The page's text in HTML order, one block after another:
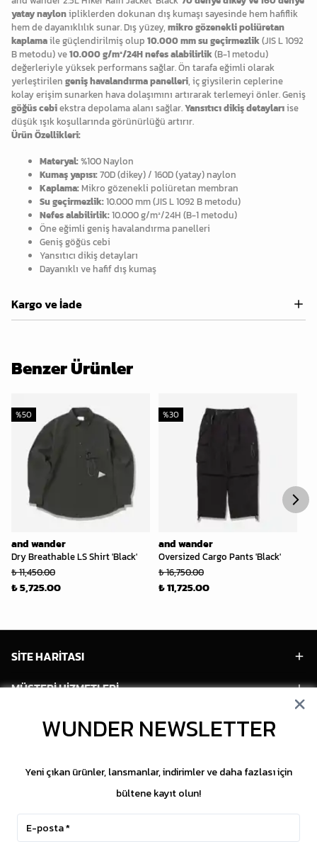
yatay naylonipliklerden dokunan dış kumaşı sayesinde hem hafiflik
hem de dayanıklılık sunar. Dış yüzey, mikro gözenekli poliüretan
kaplamaile güçlendirilmiş olup 10.000 mm su geçirmezlik(JIS L 1092
B metodu) ve10.000 g/m²/24H nefes alabilirlik(B-1 metodu)
değerleriyle yüksek performans sağlar. Ön tarafa eğimli olarak
yerleştirilen geniş havalandırma panelleri, iç giysilerin ceplerine
kolay erişim sunarken hava dolaşımını artırarak terlemeyi önler. Geniş
göğüs cebiekstra depolama alanı sağlar.Yansıtıcı dikiş detaylarıise
düşük ışık koşullarında görünürlüğü artırır.
Ürün Özellikleri:
Materyal:%100 Naylon
Kumaş yapısı:70D (dikey) / 160D (yatay) naylon
Kaplama:Mikro gözenekli poliüretan membran
Su geçirmezlik:10.000 mm (JIS L 1092 B metodu)
Nefes alabilirlik:10.000 g/m²/24H (B-1 metodu)
Öne eğimli geniş havalandırma panelleri
Geniş göğüs cebi
Yansıtıcı dikiş detayları
Dayanıklı ve hafif dış kumaş
Kargo ve İade
Benzer Ürünler
and wander
Dry Breathable LS Shirt 'Black'
%50
₺ 11,450.00
₺ 5,725.00
and wander
Oversized Cargo Pants 'Black'
%30
₺ 16,750.00
₺ 11,725.00
SİTE HARİTASI
MÜŞTERİ HİZMETLERİ
HESABIM
SOSYAL MEDYA
WUNDER NEWSLETTER
Yeni çıkan ürünler, lansmanlar, indirimler ve daha fazlası için
bültene kayıt olun!